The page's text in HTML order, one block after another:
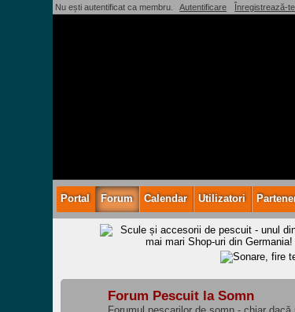
Nu ești autentificat ca membru. Autentificare Înregistrează-te
Portal Forum Calendar Utilizatori
Forum Pescuit la Somn